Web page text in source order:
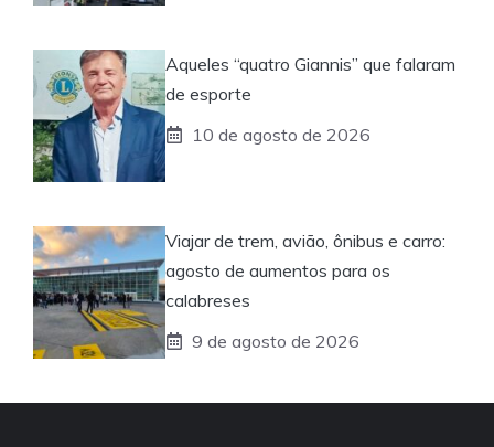
Aqueles “quatro Giannis” que falaram
de esporte
10 de agosto de 2026
Viajar de trem, avião, ônibus e carro:
agosto de aumentos para os
calabreses
9 de agosto de 2026